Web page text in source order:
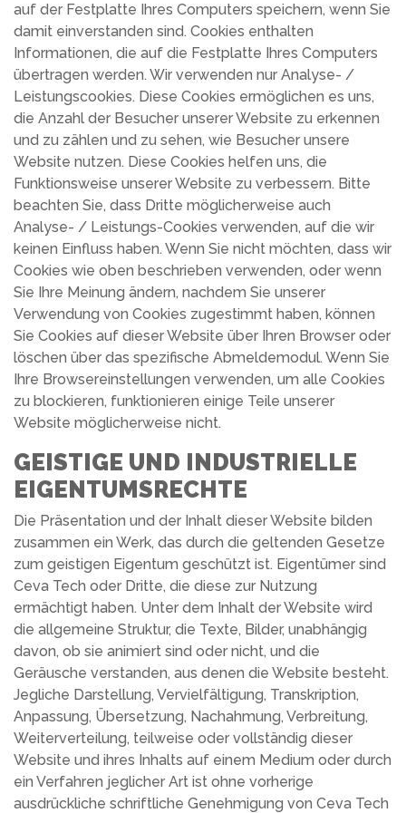
auf der Festplatte Ihres Computers speichern, wenn Sie
damit einverstanden sind. Cookies enthalten
Informationen, die auf die Festplatte Ihres Computers
übertragen werden. Wir verwenden nur Analyse- /
Leistungscookies. Diese Cookies ermöglichen es uns,
die Anzahl der Besucher unserer Website zu erkennen
und zu zählen und zu sehen, wie Besucher unsere
Website nutzen. Diese Cookies helfen uns, die
Funktionsweise unserer Website zu verbessern. Bitte
beachten Sie, dass Dritte möglicherweise auch
Analyse- / Leistungs-Cookies verwenden, auf die wir
keinen Einfluss haben. Wenn Sie nicht möchten, dass wir
Cookies wie oben beschrieben verwenden, oder wenn
Sie Ihre Meinung ändern, nachdem Sie unserer
Verwendung von Cookies zugestimmt haben, können
Sie Cookies auf dieser Website über Ihren Browser oder
löschen über das spezifische Abmeldemodul. Wenn Sie
Ihre Browsereinstellungen verwenden, um alle Cookies
zu blockieren, funktionieren einige Teile unserer
Website möglicherweise nicht.
GEISTIGE UND INDUSTRIELLE
EIGENTUMSRECHTE
Die Präsentation und der Inhalt dieser Website bilden
zusammen ein Werk, das durch die geltenden Gesetze
zum geistigen Eigentum geschützt ist. Eigentümer sind
Ceva Tech oder Dritte, die diese zur Nutzung
ermächtigt haben. Unter dem Inhalt der Website wird
die allgemeine Struktur, die Texte, Bilder, unabhängig
davon, ob sie animiert sind oder nicht, und die
Geräusche verstanden, aus denen die Website besteht.
Jegliche Darstellung, Vervielfältigung, Transkription,
Anpassung, Übersetzung, Nachahmung, Verbreitung,
Weiterverteilung, teilweise oder vollständig dieser
Website und ihres Inhalts auf einem Medium oder durch
ein Verfahren jeglicher Art ist ohne vorherige
ausdrückliche schriftliche Genehmigung von Ceva Tech